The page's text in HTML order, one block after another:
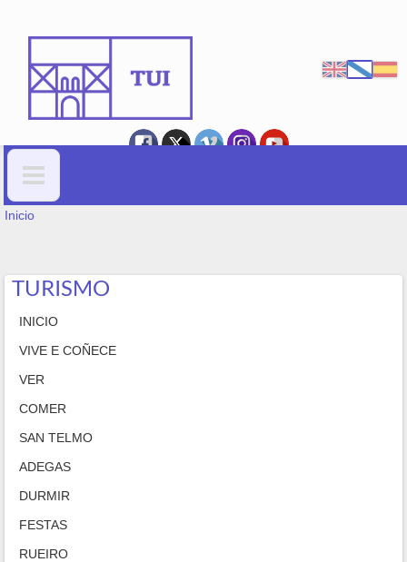
Formulario de busca
VOSTEDE ESTÁ AQUÍ
Inicio
TURISMO
INICIO
VIVE E COÑECE
VER
COMER
SAN TELMO
ADEGAS
DURMIR
FESTAS
RUEIRO